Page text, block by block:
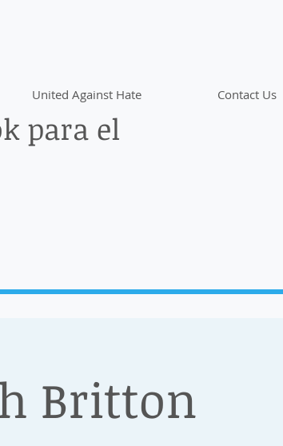
United Against Hate Contact Us
para el
Britton